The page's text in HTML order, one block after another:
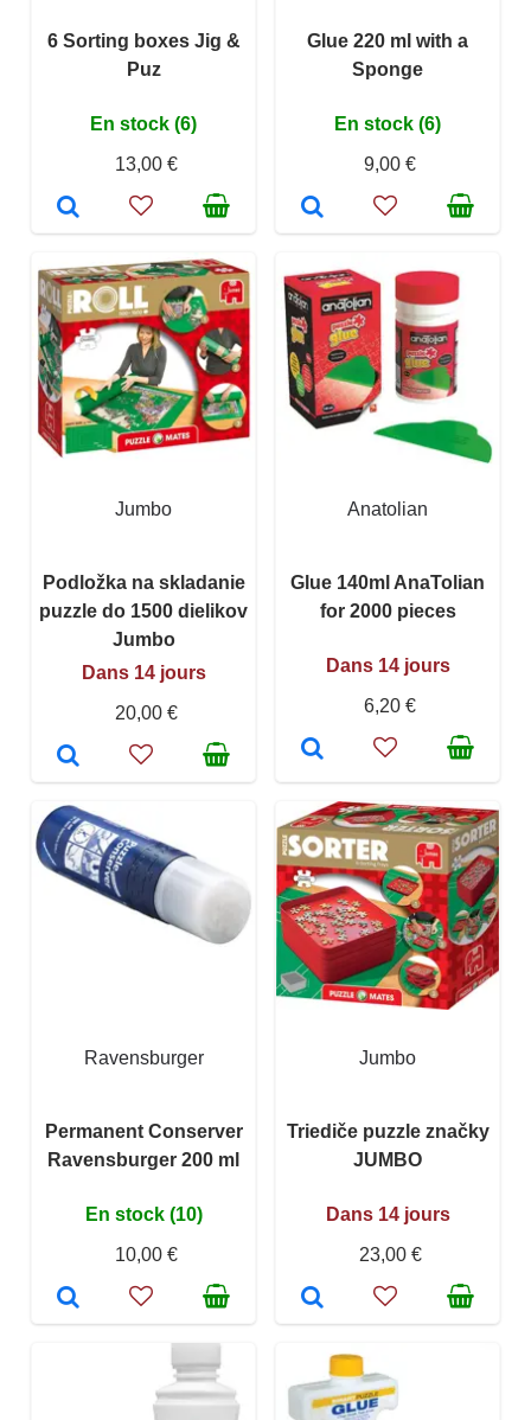
6 Sorting boxes Jig &
Puz
En stock (6)
13,00 €
Glue 220 ml with a
Sponge
En stock (6)
9,00 €
Jumbo
Podložka na skladanie
puzzle do 1500 dielikov
Jumbo
Dans 14 jours
20,00 €
Anatolian
Glue 140ml AnaTolian
for 2000 pieces
Dans 14 jours
6,20 €
Ravensburger
Permanent Conserver
Ravensburger 200 ml
En stock (10)
10,00 €
Jumbo
Triediče puzzle značky
JUMBO
Dans 14 jours
23,00 €